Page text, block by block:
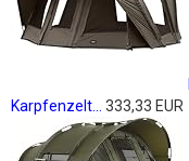
Karpfenzelt...
333,33 EUR